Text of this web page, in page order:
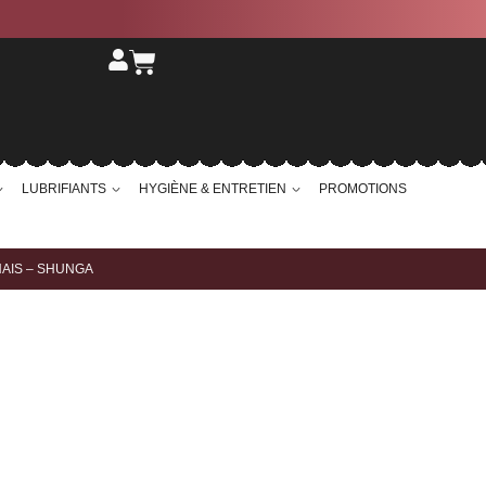
LUBRIFIANTS HYGIÈNE & ENTRETIEN PROMOTIONS
– SHUNGA